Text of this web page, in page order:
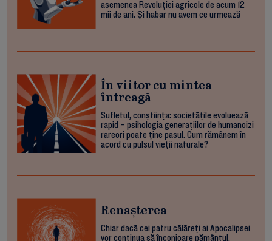
asemenea Revoluției agricole de acum 12
mii de ani. Și habar nu avem ce urmează
În viitor cu mintea
întreagă
Sufletul, conștiința: societățile evoluează
rapid – psihologia generațiilor de humanoizi
rareori poate ține pasul. Cum rămânem în
acord cu pulsul vieții naturale?
Renașterea
Chiar dacă cei patru călăreți ai Apocalipsei
vor continua să înconjoare pământul,